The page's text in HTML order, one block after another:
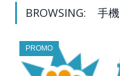
BROWSING: 手機
PROMO